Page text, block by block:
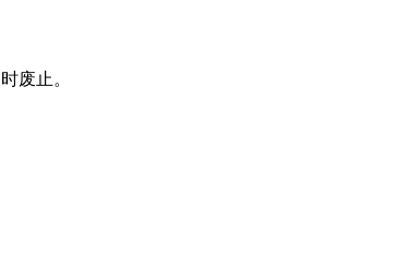
废止。